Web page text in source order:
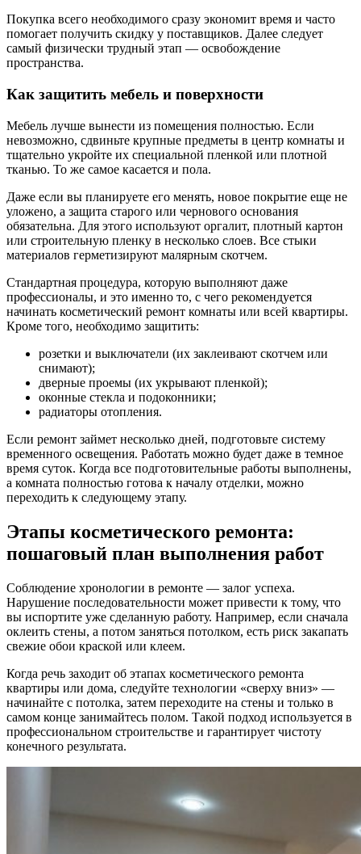
Покупка всего необходимого сразу экономит время и часто
помогает получить скидку у поставщиков. Далее следует
самый физически трудный этап — освобождение
пространства.
Как защитить мебель и поверхности
Мебель лучше вынести из помещения полностью. Если
невозможно, сдвиньте крупные предметы в центр комнаты и
тщательно укройте их специальной пленкой или плотной
тканью. То же самое касается и пола.
Даже если вы планируете его менять, новое покрытие еще не
уложено, а защита старого или чернового основания
обязательна. Для этого используют оргалит, плотный картон
или строительную пленку в несколько слоев. Все стыки
материалов герметизируют малярным скотчем.
Стандартная процедура, которую выполняют даже
профессионалы, и это именно то, с чего рекомендуется
начинать косметический ремонт комнаты или всей квартиры.
Кроме того, необходимо защитить:
розетки и выключатели (их заклеивают скотчем или
снимают);
дверные проемы (их укрывают пленкой);
оконные стекла и подоконники;
радиаторы отопления.
Если ремонт займет несколько дней, подготовьте систему
временного освещения. Работать можно будет даже в темное
время суток. Когда все подготовительные работы выполнены,
а комната полностью готова к началу отделки, можно
переходить к следующему этапу.
Этапы косметического ремонта:
пошаговый план выполнения работ
Соблюдение хронологии в ремонте — залог успеха.
Нарушение последовательности может привести к тому, что
вы испортите уже сделанную работу. Например, если сначала
оклеить стены, а потом заняться потолком, есть риск закапать
свежие обои краской или клеем.
Когда речь заходит об этапах косметического ремонта
квартиры или дома, следуйте технологии «сверху вниз» —
начинайте с потолка, затем переходите на стены и только в
самом конце занимайтесь полом. Такой подход используется в
профессиональном строительстве и гарантирует чистоту
конечного результата.